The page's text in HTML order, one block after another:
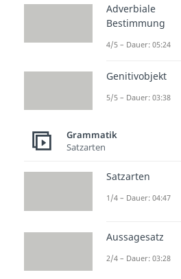
Adverbiale
Bestimmung
4/5 – Dauer: 05:24
Genitivobjekt
5/5 – Dauer: 03:38
Grammatik
Satzarten
Satzarten
1/4 – Dauer: 04:47
Aussagesatz
2/4 – Dauer: 03:28